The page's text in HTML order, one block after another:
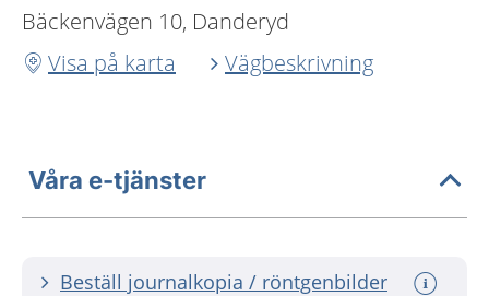
Bäckenvägen 10, Danderyd
Visa på karta
Vägbeskrivning
Våra e-tjänster
Beställ journalkopia / röntgenbilder